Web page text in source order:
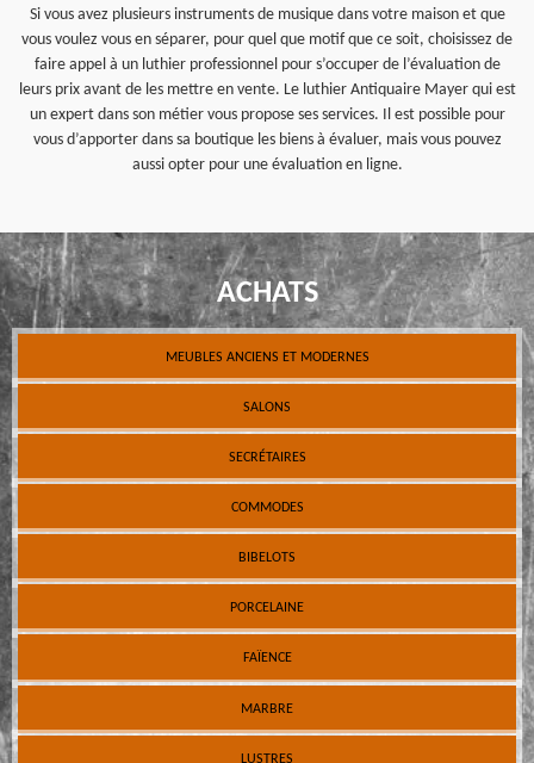
Si vous avez plusieurs instruments de musique dans votre maison et que
vous voulez vous en séparer, pour quel que motif que ce soit, choisissez de
faire appel à un luthier professionnel pour s’occuper de l’évaluation de
leurs prix avant de les mettre en vente. Le luthier Antiquaire Mayer qui est
un expert dans son métier vous propose ses services. Il est possible pour
vous d’apporter dans sa boutique les biens à évaluer, mais vous pouvez
aussi opter pour une évaluation en ligne.
ACHATS
MEUBLES ANCIENS ET MODERNES
SALONS
SECRÉTAIRES
COMMODES
BIBELOTS
PORCELAINE
FAÏENCE
MARBRE
LUSTRES